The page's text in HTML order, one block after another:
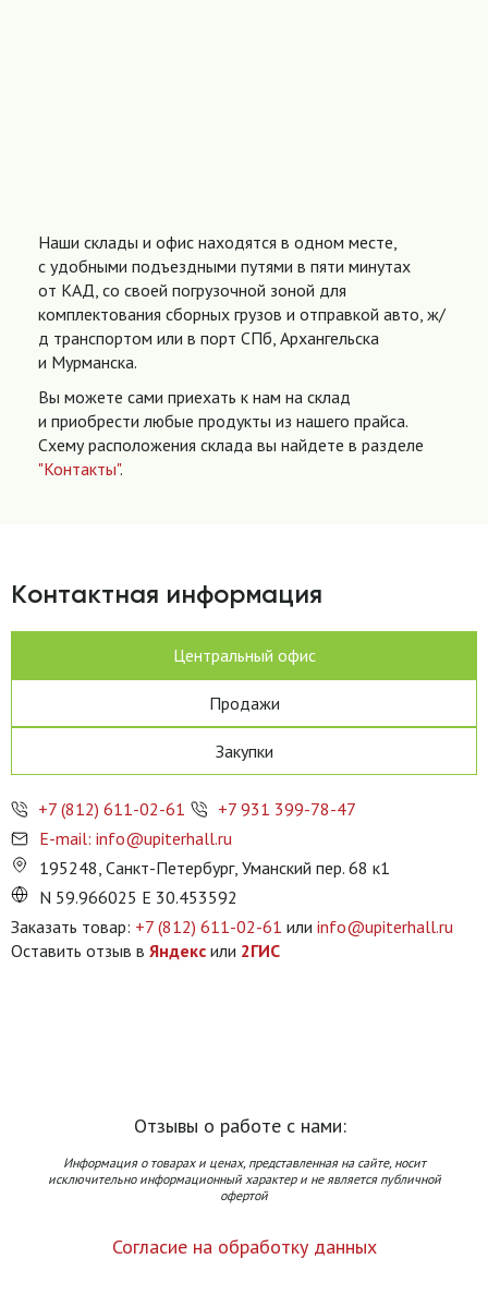
Наши склады и офис находятся в одном месте,
с удобными подъездными путями в пяти минутах
от КАД, со своей погрузочной зоной для
комплектования сборных грузов и отправкой авто, ж/
д транспортом или в порт СПб, Архангельска
и Мурманска.
Вы можете сами приехать к нам на склад
и приобрести любые продукты из нашего прайса.
Схему расположения склада вы найдете в разделе
"Контакты".
Контактная информация
Центральный офис
Продажи
Закупки
+7 (812) 611-02-61
+7 931 399-78-47
E-mail: info@upiterhall.ru
195248, Санкт-Петербург, Уманский пер. 68 к1
N 59.966025 E 30.453592
Заказать товар: +7 (812) 611-02-61 или info@upiterhall.ru
Оставить отзыв в Яндекс или 2ГИС
Отзывы о работе с нами:
Информация о товарах и ценах, представленная на сайте, носит
исключительно информационный характер и не является публичной
офертой
Согласие на обработку данных